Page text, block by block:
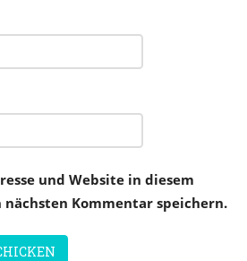
und Website in diesem
Kommentar speichern.